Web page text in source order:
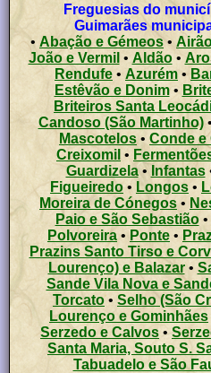
Freguesias do
Guimarães
• Abação e Gémeos •
João e Vermil • Aldão•
Rendufe • Azurém •
Estêvão e Donim •
Briteiros Santa
Candoso (São Martinho)
Mascotelos • Conde e
Creixomil •
Guardizela• Infantas
Figueiredo • Longos •
Moreira de Cónegos •
Paio e São Sebastião•
Polvoreira • Ponte •
Prazins Santo Tirso e
Lourenço) e Balazar•
Sande Vila Nova e
Torcato• Selho (São
Lourenço e Gominhães
Serzedo e Calvos •
Santa Maria, Souto S.
Tabuadelo e São